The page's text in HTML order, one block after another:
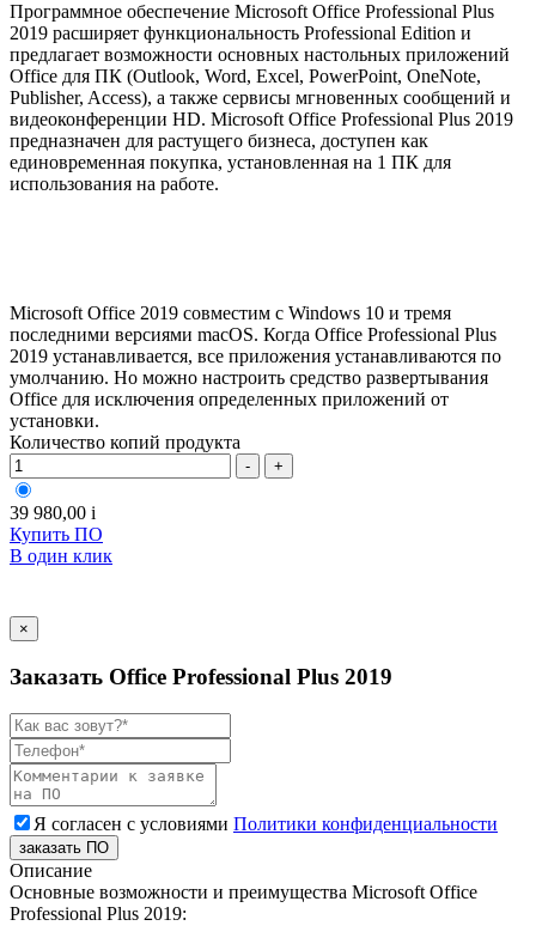
Программное обеспечение Microsoft Office Professional Plus
2019 расширяет функциональность Professional Edition и
предлагает возможности основных настольных приложений
Office для ПК (Outlook, Word, Excel, PowerPoint, OneNote,
Publisher, Access), а также сервисы мгновенных сообщений и
видеоконференции HD. Microsoft Office Professional Plus 2019
предназначен для растущего бизнеса, доступен как
единовременная покупка, установленная на 1 ПК для
использования на работе.
Microsoft Office 2019 совместим с Windows 10 и тремя
последними версиями macOS. Когда Office Professional Plus
2019 устанавливается, все приложения устанавливаются по
умолчанию. Но можно настроить средство развертывания
Office для исключения определенных приложений от
установки.
Количество копий продукта
- +
39 980,00 i
Купить ПО
В один клик
×
Заказать Office Professional Plus 2019
Я согласен с условиями Политики конфиденциальности
заказать ПО
Описание
Основные возможности и преимущества Microsoft Office
Professional Plus 2019: